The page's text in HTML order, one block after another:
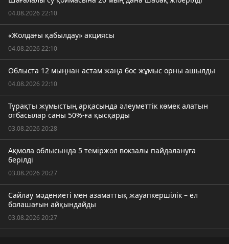
04.08.2026 22:10
«Жолдағы қабылдау» акциясы
04.08.2026 22:10
Облыста 12 мыңнан астам жаңа бос жұмыс орны ашылды
04.08.2026 22:10
Тұрақты жұмыстың арқасында әлеуметтік көмек алатын
отбасылар саны 50%-ға қысқарды
03.08.2026 20:28
Ақмола облысында 5 теміржол вокзалы пайдалануға
берілді
03.08.2026 20:27
Сайлау мәдениеті мен азаматтық жауапкершілік – ел
болашағын айқындайды
03.08.2026 20:27